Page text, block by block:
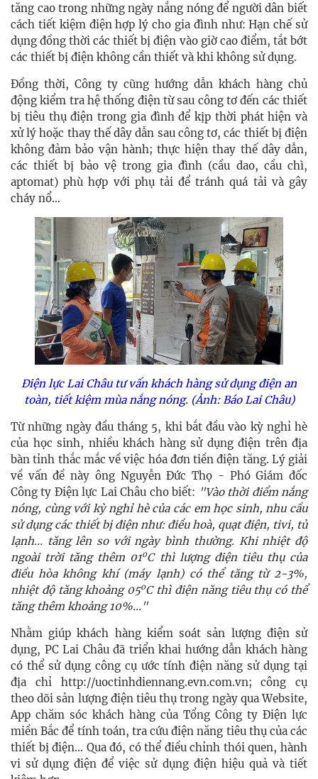
tăng cao trong những ngày nắng nóng để người dân biết
cách tiết kiệm điện hợp lý cho gia đình như: Hạn chế sử
dụng đồng thời các thiết bị điện vào giờ cao điểm, tắt bớt
các thiết bị điện không cần thiết và khi không sử dụng.
Đồng thời, Công ty cũng hướng dẫn khách hàng chủ
động kiểm tra hệ thống điện từ sau công tơ đến các thiết
bị tiêu thụ điện trong gia đình để kịp thời phát hiện và
xử lý hoặc thay thế dây dẫn sau công tơ, các thiết bị điện
không đảm bảo vận hành; thực hiện thay thế dây dẫn,
các thiết bị bảo vệ trong gia đình (cầu dao, cầu chì,
aptomat) phù hợp với phụ tải để tránh quá tải và gây
cháy nổ…
Điện lực Lai Châu tư vấn khách hàng sử dụng điện an
toàn, tiết kiệm mùa nắng nóng. (Ảnh: Báo Lai Châu)
Từ những ngày đầu tháng 5, khi bắt đầu vào kỳ nghỉ hè
của học sinh, nhiều khách hàng sử dụng điện trên địa
bàn tỉnh thắc mắc về việc hóa đơn tiền điện tăng. Lý giải
về vấn đề này ông Nguyễn Đức Thọ - Phó Giám đốc
Công ty Điện lực Lai Châu cho biết: "Vào thời điểm nắng
nóng, cùng với kỳ nghỉ hè của các em học sinh, nhu cầu
sử dụng các thiết bị điện như: điều hoà, quạt điện, tivi, tủ
lạnh... tăng lên so với ngày bình thường. Khi nhiệt độ
ngoài trời tăng thêm 01oC thì lượng điện tiêu thụ của
điều hòa không khí (máy lạnh) có thể tăng từ 2-3%,
nhiệt độ tăng khoảng 05oC thì điện năng tiêu thụ có thể
tăng thêm khoảng 10%..."
Nhằm giúp khách hàng kiểm soát sản lượng điện sử
dụng, PC Lai Châu đã triển khai hướng dẫn khách hàng
có thể sử dụng công cụ ước tính điện năng sử dụng tại
địa chỉ http://uoctinhdiennang.evn.com.vn; công cụ
theo dõi sản lượng điện tiêu thụ trong ngày qua Website,
App chăm sóc khách hàng của Tổng Công ty Điện lực
miền Bắc để tính toán, tra cứu điện năng tiêu thụ của các
thiết bị điện... Qua đó, có thể điều chỉnh thói quen, hành
vi sử dụng điện để việc sử dụng điện hiệu quả và tiết